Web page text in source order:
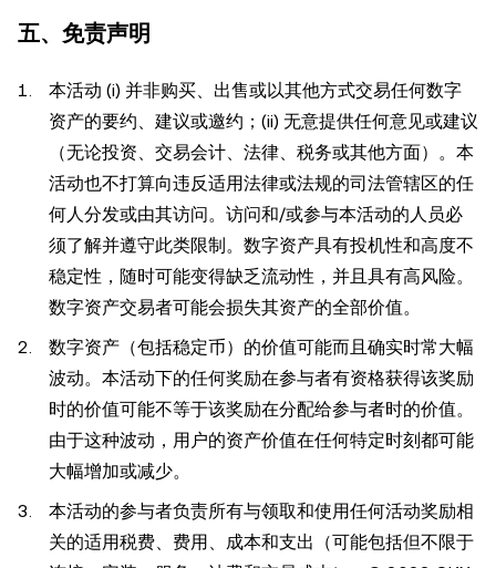
五、免责声明
本活动 (i) 并非购买、出售或以其他方式交易任何数字
资产的要约、建议或邀约；(ii) 无意提供任何意见或建议
（无论投资、交易会计、法律、税务或其他方面）。本
活动也不打算向违反适用法律或法规的司法管辖区的任
何人分发或由其访问。访问和/或参与本活动的人员必
须了解并遵守此类限制。数字资产具有投机性和高度不
稳定性，随时可能变得缺乏流动性，并且具有高风险。
数字资产交易者可能会损失其资产的全部价值。
数字资产（包括稳定币）的价值可能而且确实时常大幅
波动。本活动下的任何奖励在参与者有资格获得该奖励
时的价值可能不等于该奖励在分配给参与者时的价值。
由于这种波动，用户的资产价值在任何特定时刻都可能
大幅增加或减少。
本活动的参与者负责所有与领取和使用任何活动奖励相
关的适用税费、费用、成本和支出（可能包括但不限于